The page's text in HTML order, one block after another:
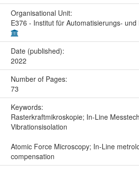
Organisational Unit:
E376 - Institut für Automatisierungs-
Date (published):
2022
Number of Pages:
73
Keywords:
Rasterkraftmikroskopie; In-Line
Vibrationsisolation
Atomic Force Microscopy; In-Line
compensation